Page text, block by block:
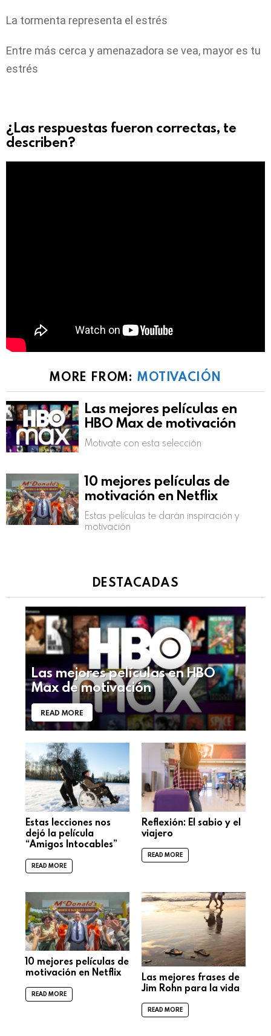
La tormenta representa el estrés
Entre más cerca y amenazadora se vea, mayor es tu
estrés
¿Las respuestas fueron correctas, te
describen?
MORE FROM: MOTIVACIÓN
Las mejores películas en
HBO Max de motivación
Motivate con esta selección
10 mejores películas de
motivación en Netflix
Estas películas te darán inspiración y
motivación
DESTACADAS
Las mejores películas en HBO
Max de motivación
READ MORE
Estas lecciones nos
dejó la película
“Amigos Intocables”
READ MORE
Reflexión: El sabio y el
viajero
READ MORE
10 mejores películas de
motivación en Netflix
READ MORE
Las mejores frases de
Jim Rohn para la vida
READ MORE